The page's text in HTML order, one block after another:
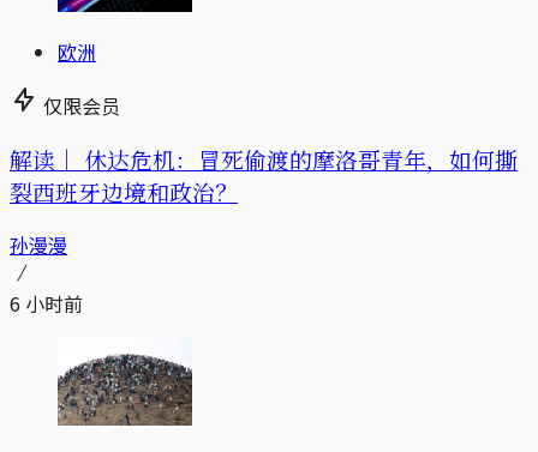
欧洲
仅限会员
解读｜ 休达危机：冒死偷渡的摩洛哥青年，如何撕
裂西班牙边境和政治？
孙漫漫
6 小时前